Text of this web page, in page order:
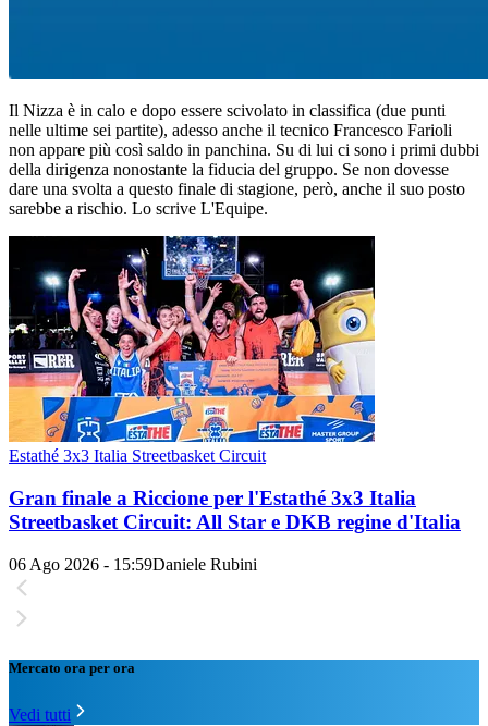
Il Nizza è in calo e dopo essere scivolato in classifica (due punti
nelle ultime sei partite), adesso anche il tecnico Francesco Farioli
non appare più così saldo in panchina. Su di lui ci sono i primi dubbi
della dirigenza nonostante la fiducia del gruppo. Se non dovesse
dare una svolta a questo finale di stagione, però, anche il suo posto
sarebbe a rischio. Lo scrive L'Equipe.
Estathé 3x3 Italia Streetbasket Circuit
Gran finale a Riccione per l'Estathé 3x3 Italia
Streetbasket Circuit: All Star e DKB regine d'Italia
06 Ago 2026 - 15:59Daniele Rubini
Mercato ora per ora
Vedi tutti